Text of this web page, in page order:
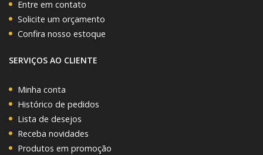
Entre em contato
Solicite um orçamento
Confira nosso estoque
SERVIÇOS AO CLIENTE
Minha conta
Histórico de pedidos
Lista de desejos
Receba novidades
Produtos em promoção